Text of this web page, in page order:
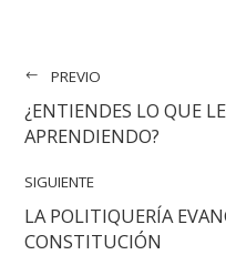
PREVIO
¿ENTIENDES LO QUE
APRENDIENDO?
SIGUIENTE
LA POLITIQUERÍA
CONSTITUCIÓN